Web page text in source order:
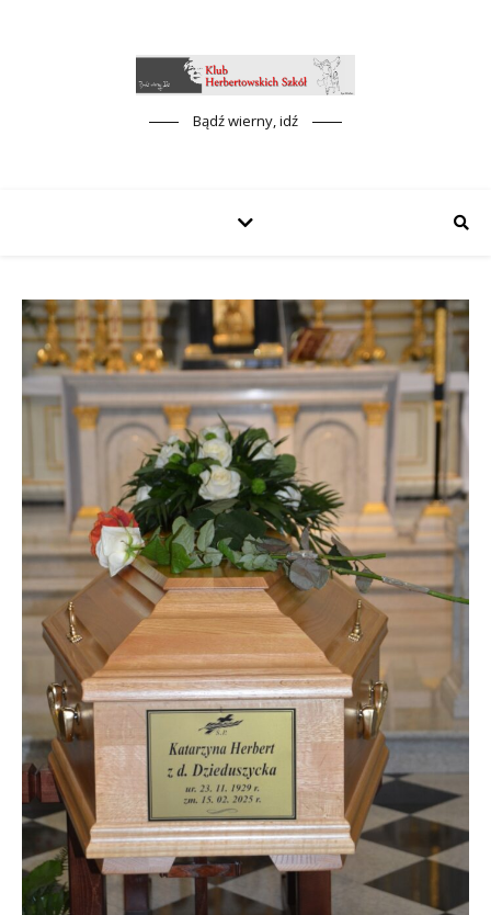
Bądź wierny, idź